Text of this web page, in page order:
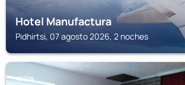
Hotel Manufactura
Pidhirtsi, 07 agosto 2026, 2 noches
KOZIN